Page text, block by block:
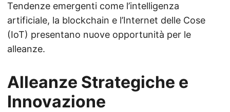
Tendenze emergenti come l’intelligenza
artificiale, la blockchain e l’Internet delle Cose
(IoT) presentano nuove opportunità per le
alleanze.
Alleanze Strategiche e
Innovazione